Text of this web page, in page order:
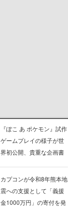
『ぽこ あ ポケモン』試作
ゲームプレイの様子が世
界初公開、貴重な企画書
ームフリーク・大森滋氏
が開発秘話を語る動画が
ゲームフリーク公式
カプコンが令和8年熊本地
震への支援として「義援
金1000万円」の寄付を発